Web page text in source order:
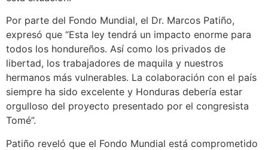
Por parte del Fondo Mundial, el Dr. Marcos Patiño,
expresó que “Esta ley tendrá un impacto enorme para
todos los hondureños. Así como los privados de
libertad, los trabajadores de maquila y nuestros
hermanos más vulnerables. La colaboración con el país
siempre ha sido excelente y Honduras debería estar
orgulloso del proyecto presentado por el congresista
Tomé”.
Patiño reveló que el Fondo Mundial está comprometido